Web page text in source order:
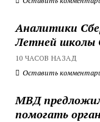
Аналитики
Летней школы
10 ЧАСОВ НАЗАД
Оставить
МВД
помогать